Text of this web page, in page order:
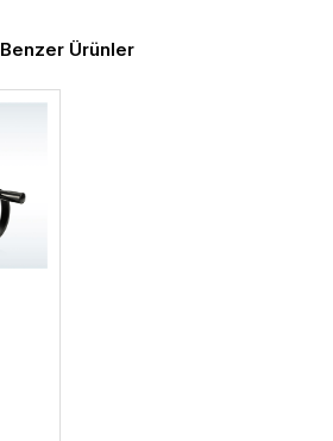
Benzer Ürünler